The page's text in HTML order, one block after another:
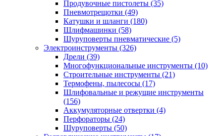
Продувочные пистолеты (35)
Пневмотрещотки (49)
Катушки и шланги (180)
Шлифмашинки (58)
Шуруповерты пневматические (5)
Электроинструменты (326)
Дрели (39)
Многофункциональные инструменты (10)
Строительные инструменты (21)
Термофены, пылесосы (17)
Шлифовальные и режущие инструменты
(156)
Аккумуляторные отвертки (4)
Перфораторы (24)
Шуруповерты (50)